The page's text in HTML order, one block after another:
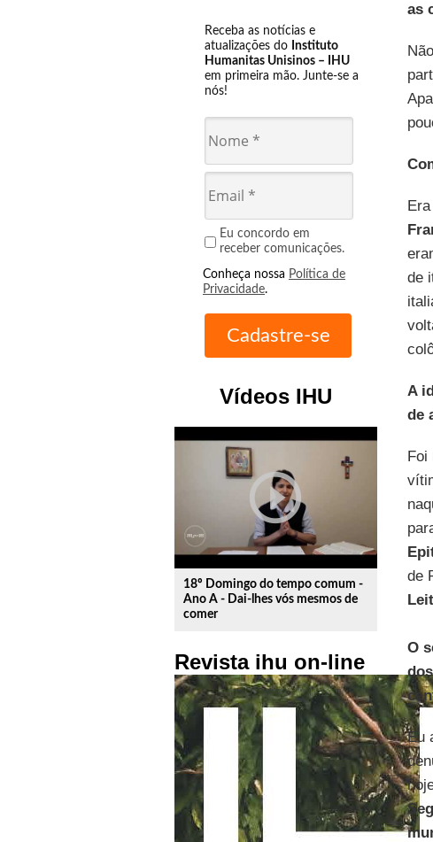
Receba as notícias e
atualizações do Instituto
Humanitas Unisinos – IHU
em primeira mão. Junte-se a
nós!
Eu concordo em
receber comunicações.
Conheça nossa Política de
Privacidade.
Vídeos IHU
play_circle_outline
18º Domingo do tempo comum -
Ano A - Dai-lhes vós mesmos de
comer
Revista ihu on-line
as
de
A
de
Foi
de
O
Eu